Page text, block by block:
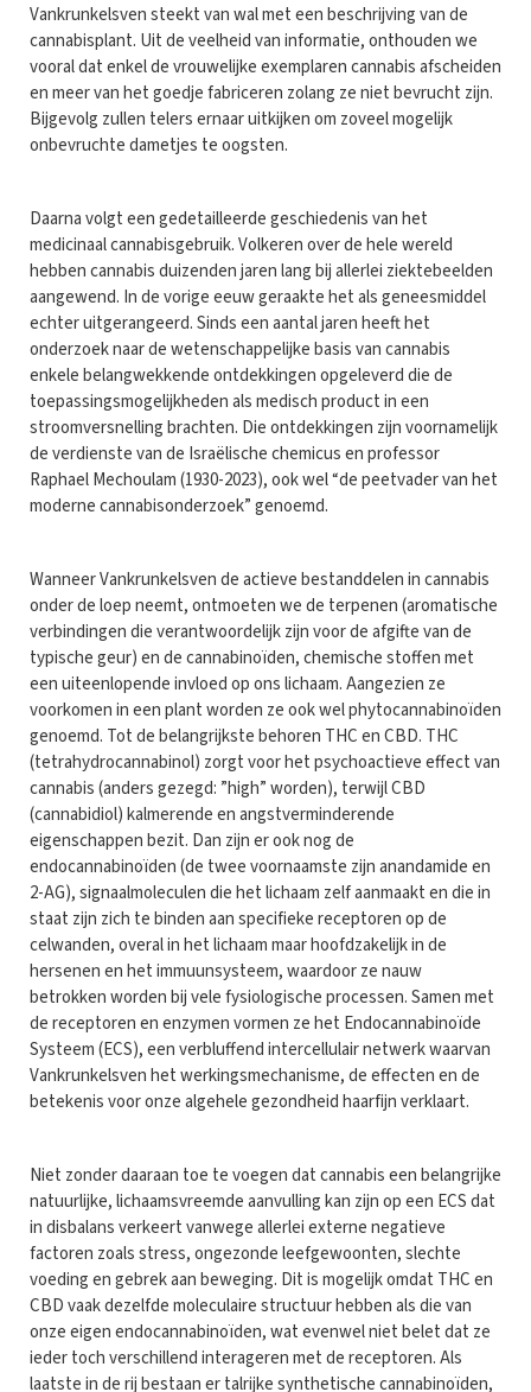
Vankrunkelsven steekt van wal met een beschrijving van de
cannabisplant. Uit de veelheid van informatie, onthouden we
vooral dat enkel de vrouwelijke exemplaren cannabis afscheiden
en meer van het goedje fabriceren zolang ze niet bevrucht zijn.
Bijgevolg zullen telers ernaar uitkijken om zoveel mogelijk
onbevruchte dametjes te oogsten.
Daarna volgt een gedetailleerde geschiedenis van het
medicinaal cannabisgebruik. Volkeren over de hele wereld
hebben cannabis duizenden jaren lang bij allerlei ziektebeelden
aangewend. In de vorige eeuw geraakte het als geneesmiddel
echter uitgerangeerd. Sinds een aantal jaren heeft het
onderzoek naar de wetenschappelijke basis van cannabis
enkele belangwekkende ontdekkingen opgeleverd die de
toepassingsmogelijkheden als medisch product in een
stroomversnelling brachten. Die ontdekkingen zijn voornamelijk
de verdienste van de Israëlische chemicus en professor
Raphael Mechoulam (1930-2023), ook wel “de peetvader van het
moderne cannabisonderzoek” genoemd.
Wanneer Vankrunkelsven de actieve bestanddelen in cannabis
onder de loep neemt, ontmoeten we de terpenen (aromatische
verbindingen die verantwoordelijk zijn voor de afgifte van de
typische geur) en de cannabinoïden, chemische stoffen met
een uiteenlopende invloed op ons lichaam. Aangezien ze
voorkomen in een plant worden ze ook wel phytocannabinoïden
genoemd. Tot de belangrijkste behoren THC en CBD. THC
(tetrahydrocannabinol) zorgt voor het psychoactieve effect van
cannabis (anders gezegd: ”high” worden), terwijl CBD
(cannabidiol) kalmerende en angstverminderende
eigenschappen bezit. Dan zijn er ook nog de
endocannabinoïden (de twee voornaamste zijn anandamide en
2-AG), signaalmoleculen die het lichaam zelf aanmaakt en die in
staat zijn zich te binden aan specifieke receptoren op de
celwanden, overal in het lichaam maar hoofdzakelijk in de
hersenen en het immuunsysteem, waardoor ze nauw
betrokken worden bij vele fysiologische processen. Samen met
de receptoren en enzymen vormen ze het Endocannabinoïde
Systeem (ECS), een verbluffend intercellulair netwerk waarvan
Vankrunkelsven het werkingsmechanisme, de effecten en de
betekenis voor onze algehele gezondheid haarfijn verklaart.
Niet zonder daaraan toe te voegen dat cannabis een belangrijke
natuurlijke, lichaamsvreemde aanvulling kan zijn op een ECS dat
in disbalans verkeert vanwege allerlei externe negatieve
factoren zoals stress, ongezonde leefgewoonten, slechte
voeding en gebrek aan beweging. Dit is mogelijk omdat THC en
CBD vaak dezelfde moleculaire structuur hebben als die van
onze eigen endocannabinoïden, wat evenwel niet belet dat ze
ieder toch verschillend interageren met de receptoren. Als
laatste in de rij bestaan er talrijke synthetische cannabinoïden,